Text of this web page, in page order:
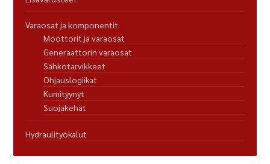
Varaosat ja komponentit
Moottorit ja varaosat
Generaattorin varaosat
Sähkötarvikkeet
Ohjauslogiikat
Kumityynyt
Suojakehät
Hydraulityökalut